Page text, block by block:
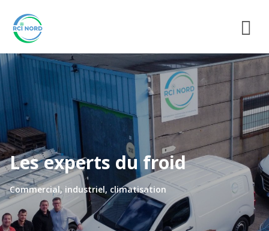
Les experts du froid
Commercial, industriel, climatisation